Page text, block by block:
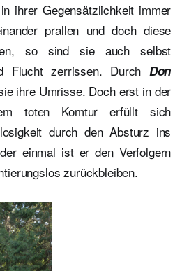
ihrer Gegensätzlichkeit immer
prallen und doch diese
so sind sie auch selbst
Flucht zerrissen. Durch Don
ihre Umrisse. Doch erst in der
toten Komtur erfüllt sich
durch den Absturz ins
einmal ist er den Verfolgern
zurückbleiben.